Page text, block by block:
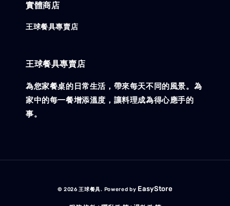
實體商店
王球餐具專賣店
王球餐具專賣店
為您家餐桌的日常生活，帶來每天不同的風景。為
家中的每一餐增添溫度，讓料理成為得心應手的
事。
© 2026 王球餐具. Powered by EasyStore